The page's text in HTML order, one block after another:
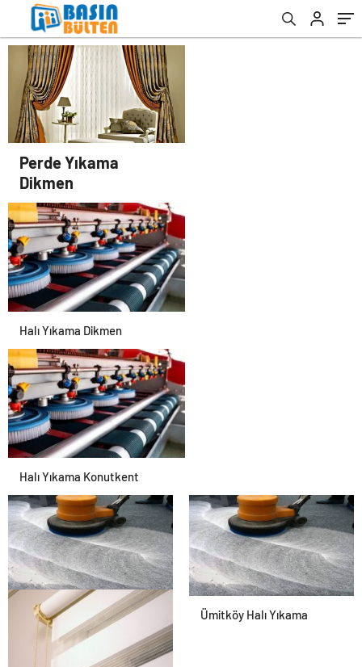
Perde Yıkama
Dikmen
Halı Yıkama Dikmen
Halı Yıkama Konutkent
Dikmen Halı Yıkama Ümitköy Halı Yıkama